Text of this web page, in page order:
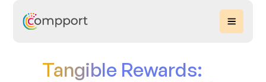
Tangible Rewards: